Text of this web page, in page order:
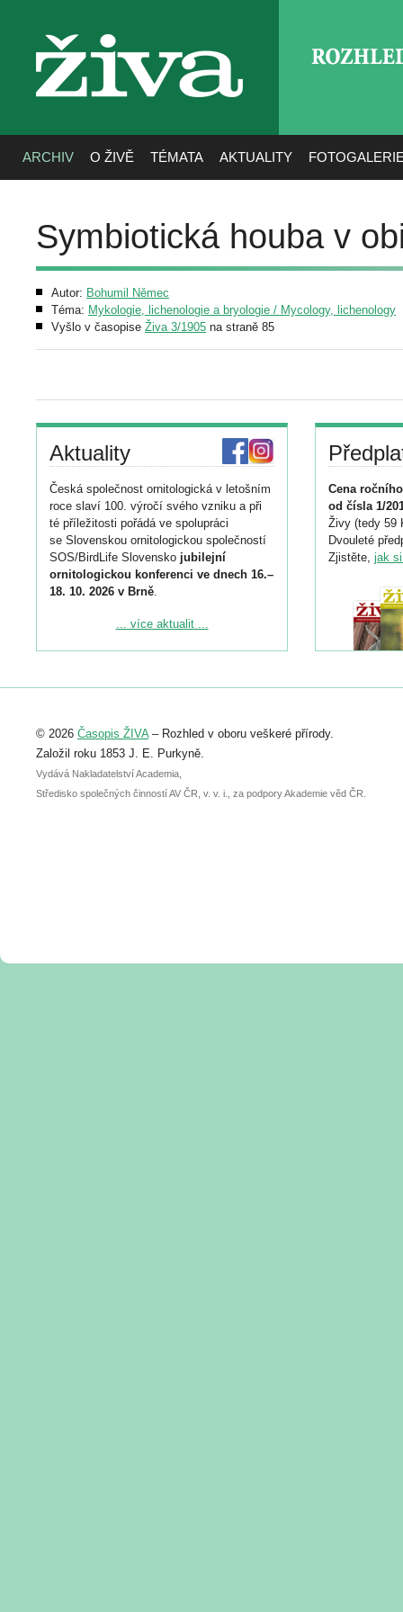
živa
ARCHIV O ŽIVĚ TÉMATA AKTUALITY
Symbiotická houba v
Autor: Bohumil Němec
Téma: Mykologie, lichenologie a bryologie / Mycology, lichenology
Vyšlo v časopise Živa 3/1905 na straně 85
Aktuality
Česká společnost ornitologická v letošním
roce slaví 100. výročí svého vzniku a při
té příležitosti pořádá ve spolupráci
se Slovenskou ornitologickou společností
SOS/BirdLife Slovensko jubilejní
ornitologickou konferenci ve dnech 16.–
18. 10. 2026 v Brně.
Podrobnější informace ke konferenci
Registrovat se můžete do 6. září.
abstraktu přihlášené přednášky nebo
posteru je už 30. června.
... více aktualit ...
Cena
od čísla 1/
Živy (tedy 59
Dvouleté
Zjistěte, jak
© 2026 Časopis ŽIVA– Rozhled v oboru veškeré přírody.
Založil roku 1853 J. E. Purkyně.
Vydává Nakladatelství Academia,
Středisko společných činností AV ČR, v. v. i., za podpory Akademie věd ČR.